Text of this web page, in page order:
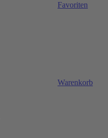
Favoriten
Warenkorb